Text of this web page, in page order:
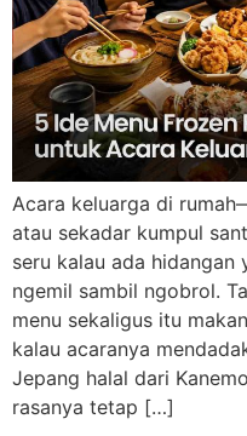
Acara keluarga di
atau sekadar kumpul
seru kalau ada
ngemil sambil ngobrol.
menu sekaligus itu
kalau acaranya
Jepang halal dari
rasanya tetap […]